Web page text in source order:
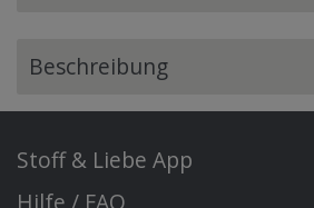
Beschreibung
Stoff & Liebe App
Hilfe / FAQ